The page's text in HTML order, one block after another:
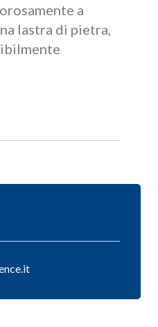
a
lastra di pietra,